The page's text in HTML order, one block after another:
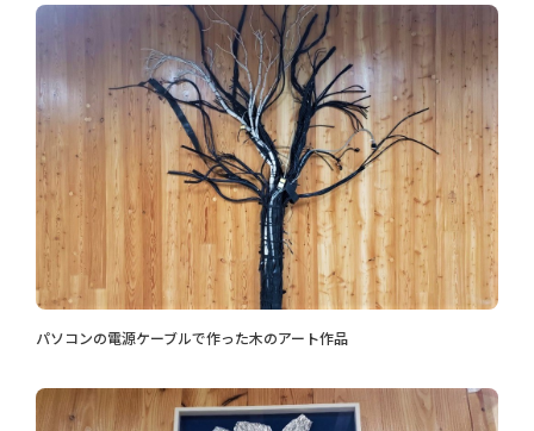
パソコンの電源ケーブルで作った木のアート作品